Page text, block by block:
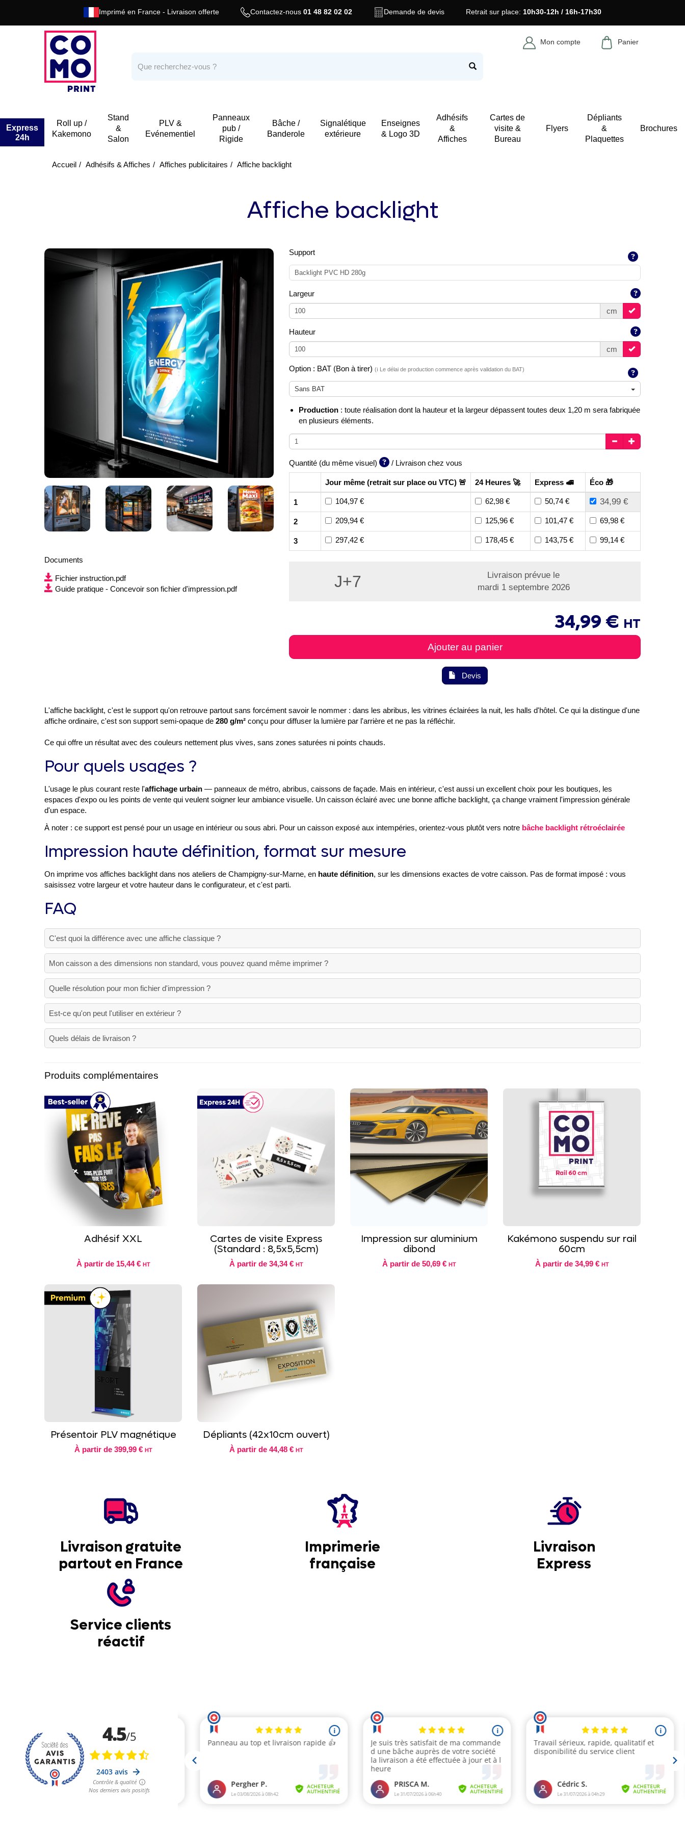
Imprimé en France - Livraison offerte Contactez-nous01 48 82 02 02 Demande de devis Retrait sur place: 10h30-12h / 16h-17h30
Mon compte Panier
Express
24h
Roll up /
Kakemono
Stand
&
Salon
PLV &
Evénementiel
Panneaux
pub /
Rigide
Bâche /
Banderole
Signalétique
extérieure
Enseignes
& Logo 3D
Adhésifs
&
Affiches
Cartes de
visite &
Bureau
Flyers
Dépliants
&
Plaquettes
Brochures
Accueil Adhésifs & Affiches Affiches publicitaires Affiche backlight
Affiche backlight
Documents
Fichier instruction.pdf
Guide pratique - Concevoir son fichier d'impression.pdf
Support
Backlight PVC HD 280g
Largeur
cm
Hauteur
cm
Option : BAT (Bon à tirer) (ℹ️ Le délai de production commence après validation du BAT)
Sans BAT
Production : toute réalisation dont la hauteur et la largeur dépassent toutes deux 1,20 m sera fabriquée
en plusieurs éléments.
Quantité (du même visuel) / Livraison chez vous
Jour même (retrait sur place ou VTC) 🚨 24 Heures 🚀 Express 🚅 Éco 🎁
1 104,97 € 62,98 € 50,74 € 34,99 €
2 209,94 € 125,96 € 101,47 € 69,98 €
3 297,42 € 178,45 € 143,75 € 99,14 €
J+7
Livraison prévue le
mardi 1 septembre 2026
34,99 € HT
Ajouter au panier
Devis
L'affiche backlight, c'est le support qu'on retrouve partout sans forcément savoir le nommer : dans les abribus, les vitrines éclairées la nuit, les halls d'hôtel. Ce qui la distingue d'une
affiche ordinaire, c'est son support semi-opaque de 280 g/m² conçu pour diffuser la lumière par l'arrière et ne pas la réfléchir.
Ce qui offre un résultat avec des couleurs nettement plus vives, sans zones saturées ni points chauds.
Pour quels usages ?
L'usage le plus courant reste l'affichage urbain — panneaux de métro, abribus, caissons de façade. Mais en intérieur, c'est aussi un excellent choix pour les boutiques, les
espaces d'expo ou les points de vente qui veulent soigner leur ambiance visuelle. Un caisson éclairé avec une bonne affiche backlight, ça change vraiment l'impression générale
d'un espace.
À noter : ce support est pensé pour un usage en intérieur ou sous abri. Pour un caisson exposé aux intempéries, orientez-vous plutôt vers notre bâche backlight rétroéclairée
Impression haute définition, format sur mesure
On imprime vos affiches backlight dans nos ateliers de Champigny-sur-Marne, en haute définition, sur les dimensions exactes de votre caisson. Pas de format imposé : vous
saisissez votre largeur et votre hauteur dans le configurateur, et c'est parti.
FAQ
C'est quoi la différence avec une affiche classique ?
Mon caisson a des dimensions non standard, vous pouvez quand même imprimer ?
Quelle résolution pour mon fichier d'impression ?
Est-ce qu'on peut l'utiliser en extérieur ?
Quels délais de livraison ?
Produits complémentaires
Adhésif XXL
À partir de 15,44 € HT
Cartes de visite Express
(Standard : 8,5x5,5cm)
À partir de 34,34 € HT
Impression sur aluminium
dibond
À partir de 50,69 € HT
Kakémono suspendu sur rail
60cm
À partir de 34,99 € HT
Présentoir PLV magnétique
À partir de 399,99 € HT
Dépliants (42x10cm ouvert)
À partir de 44,48 € HT
Livraison gratuite
partout en France
Imprimerie
française
Livraison
Express
Service clients
réactif